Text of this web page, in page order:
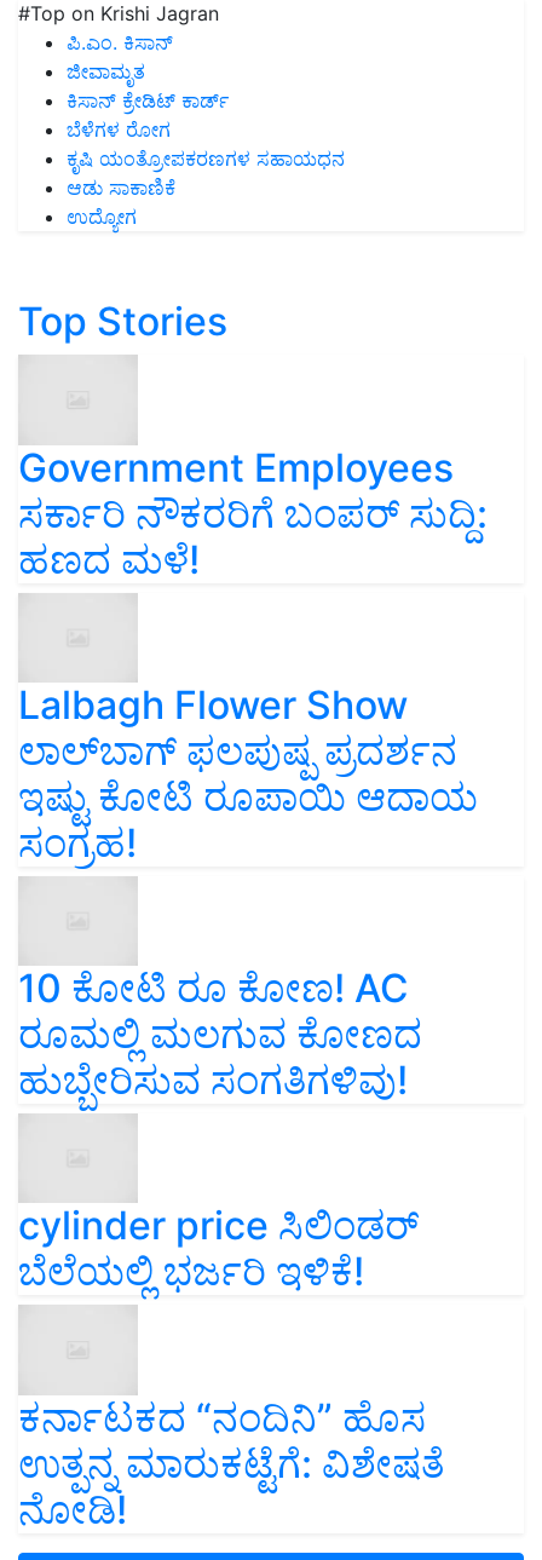
#Top on Krishi Jagran
ಪಿ.ಎಂ. ಕಿಸಾನ್
ಜೀವಾಮೃತ
ಕಿಸಾನ್ ಕ್ರೇಡಿಟ್ ಕಾರ್ಡ್
ಬೆಳೆಗಳ ರೋಗ
ಕೃಷಿ ಯಂತ್ರೋಪಕರಣಗಳ ಸಹಾಯಧನ
ಆಡು ಸಾಕಾಣಿಕೆ
ಉದ್ಯೋಗ
Top Stories
Government Employees
ಸರ್ಕಾರಿ ನೌಕರರಿಗೆ ಬಂಪರ್‌ ಸುದ್ದಿ:
ಹಣದ ಮಳೆ!
Lalbagh Flower Show
ಲಾಲ್‌ಬಾಗ್ ಫಲಪುಷ್ಪ ಪ್ರದರ್ಶನ
ಇಷ್ಟು ಕೋಟಿ ರೂಪಾಯಿ ಆದಾಯ
ಸಂಗ್ರಹ!
10 ಕೋಟಿ ರೂ ಕೋಣ! AC
ರೂಮಲ್ಲಿ ಮಲಗುವ ಕೋಣದ
ಹುಬ್ಬೇರಿಸುವ ಸಂಗತಿಗಳಿವು!
cylinder price ಸಿಲಿಂಡರ್‌
ಬೆಲೆಯಲ್ಲಿ ಭರ್ಜರಿ ಇಳಿಕೆ!
ಕರ್ನಾಟಕದ “ನಂದಿನಿ” ಹೊಸ
ಉತ್ಪನ್ನ ಮಾರುಕಟ್ಟೆಗೆ: ವಿಶೇಷತೆ
ನೋಡಿ!